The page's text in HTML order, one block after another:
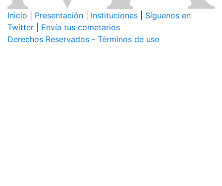
Inicio Presentación Instituciones
Síguenos en
Twitter
Envía tus cometarios
Derechos Reservados - Términos de uso